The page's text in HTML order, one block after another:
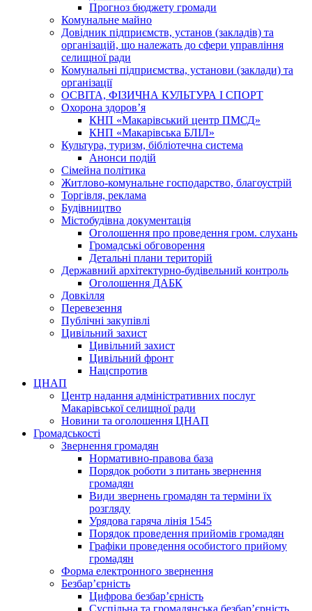
Прогноз бюджету громади
Комунальне майно
Довідник підприємств, установ (закладів) та
організацій, що належать до сфери управління
селищної ради
Комунальні підприємства, установи (заклади) та
організації
ОСВІТА, ФІЗИЧНА КУЛЬТУРА І СПОРТ
Охорона здоров’я
КНП «Макарівський центр ПМСД»
КНП «Макарівська БЛІЛ»
Культура, туризм, бібліотечна система
Анонси подій
Сімейна політика
Житлово-комунальне господарство, благоустрій
Торгівля, реклама
Будівництво
Містобудівна документація
Оголошення про проведення гром. слухань
Громадські обговорення
Детальні плани територій
Державний архітектурно-будівельний контроль
Оголошення ДАБК
Довкілля
Перевезення
Публічні закупівлі
Цивільний захист
Цивільний захист
Цивільний фронт
Нацспротив
ЦНАП
Центр надання адміністративних послуг
Макарівської селищної ради
Новини та оголошення ЦНАП
Громадськості
Звернення громадян
Нормативно-правова база
Порядок роботи з питань звернення
громадян
Види звернень громадян та терміни їх
розгляду
Урядова гаряча лінія 1545
Порядок проведення прийомів громадян
Графіки проведення особистого прийому
громадян
Форма електронного звернення
Безбар’єрність
Цифрова безбар’єрність
Суспільна та громадянська безбар’єрність